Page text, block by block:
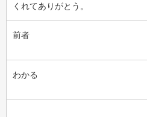
くれてありがとう。
前者
わかる